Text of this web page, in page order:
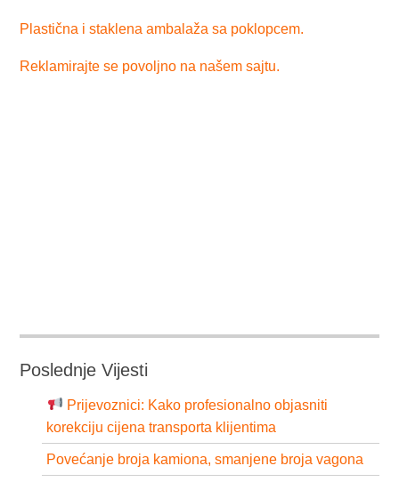
Plastična i staklena ambalaža sa poklopcem.
Reklamirajte se povoljno na našem sajtu.
Poslednje Vijesti
Prijevoznici: Kako profesionalno objasniti
korekciju cijena transporta klijentima
Povećanje broja kamiona, smanjene broja vagona